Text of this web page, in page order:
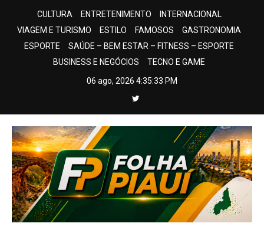
CULTURA ENTRETENIMENTO
INTERNACIONAL
VIAGEM E TURISMO
ESTILO FAMOSOS
GASTRONOMIA
ESPORTE
SAÚDE – BEM ESTAR – FITNESS – ESPORTE
BUSINESS E NEGÓCIOS
TECNO E GAME
06 ago, 2026 4:35:34 PM